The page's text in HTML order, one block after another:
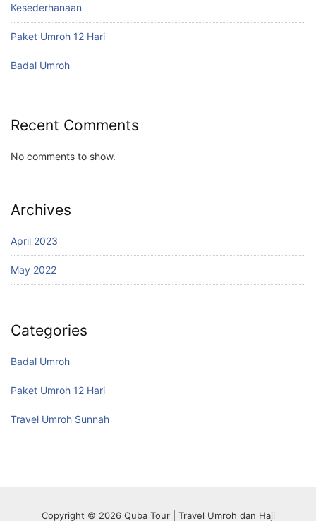
Kesederhanaan
Paket Umroh 12 Hari
Badal Umroh
Recent Comments
No comments to show.
Archives
April 2023
May 2022
Categories
Badal Umroh
Paket Umroh 12 Hari
Travel Umroh Sunnah
Copyright © 2026 Quba Tour | Travel Umroh dan Haji